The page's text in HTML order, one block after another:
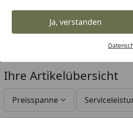
Ja, verstanden
Startseite
Zauntechnik Doppelstabmatten
Zubehör für
Ihre Artikelübersicht
Preisspanne